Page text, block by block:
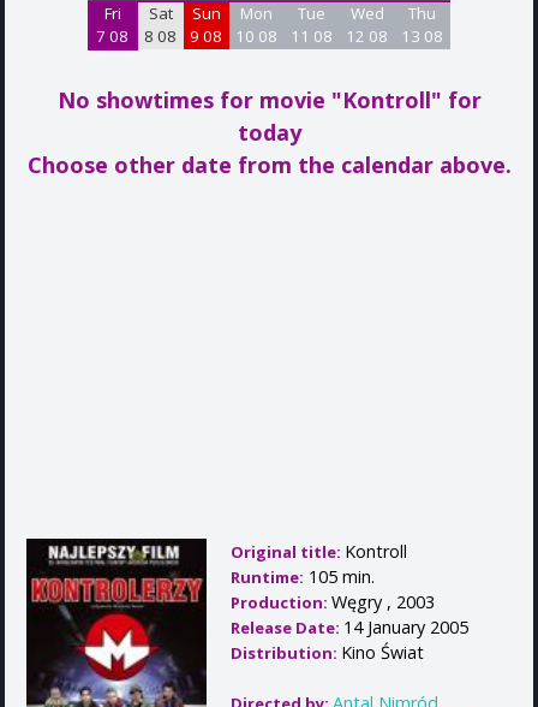
Fri
7 08
Sat
8 08
Sun
9 08
Mon
10 08
Tue
11 08
Wed
12 08
Thu
13 08
No showtimes for movie "Kontroll" for
today
Choose other date from the calendar above.
Original title: Kontroll
Runtime: 105 min.
Production: Węgry , 2003
Release Date: 14 January 2005
Distribution: Kino Świat